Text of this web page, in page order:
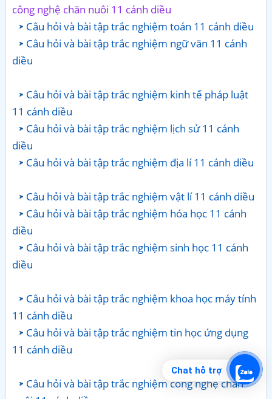
công nghệ chăn nuôi 11 cánh diều
Câu hỏi và bài tập trắc nghiệm toán 11 cánh diều
Câu hỏi và bài tập trắc nghiệm ngữ văn 11 cánh
diều
Câu hỏi và bài tập trắc nghiệm kinh tế pháp luật
11 cánh diều
Câu hỏi và bài tập trắc nghiệm lịch sử 11 cánh
diều
Câu hỏi và bài tập trắc nghiệm địa lí 11 cánh diều
Câu hỏi và bài tập trắc nghiệm vật lí 11 cánh diều
Câu hỏi và bài tập trắc nghiệm hóa học 11 cánh
diều
Câu hỏi và bài tập trắc nghiệm sinh học 11 cánh
diều
Câu hỏi và bài tập trắc nghiệm khoa học máy tính
11 cánh diều
Câu hỏi và bài tập trắc nghiệm tin học ứng dụng
11 cánh diều
Câu hỏi và bài tập trắc nghiệm công nghệ chăn
Chat hỗ trợ